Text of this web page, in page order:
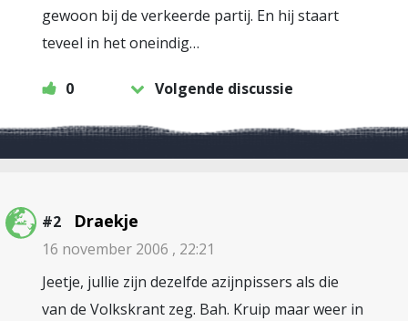
gewoon bij de verkeerde partij. En hij staart
teveel in het oneindig…
0 Volgende discussie
#2 Draekje
16 november 2006 , 22:21
Jeetje, jullie zijn dezelfde azijnpissers als die
van de Volkskrant zeg. Bah. Kruip maar weer in